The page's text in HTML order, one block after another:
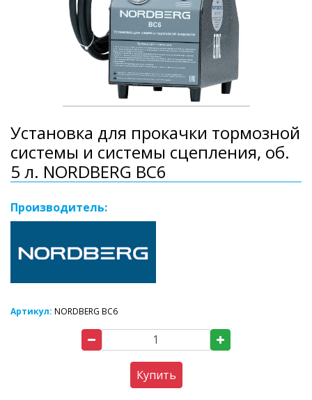
Установка для прокачки тормозной
системы и системы сцепления, об.
5 л. NORDBERG BC6
Производитель:
Артикул: NORDBERG BC6
Купить